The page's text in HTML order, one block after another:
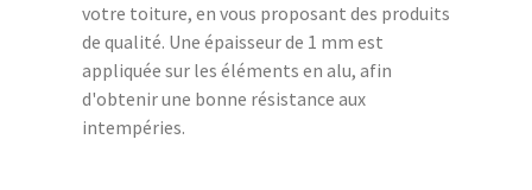
votre toiture, en vous proposant des produits
de qualité. Une épaisseur de 1 mm est
appliquée sur les éléments en alu, afin
d'obtenir une bonne résistance aux
intempéries.